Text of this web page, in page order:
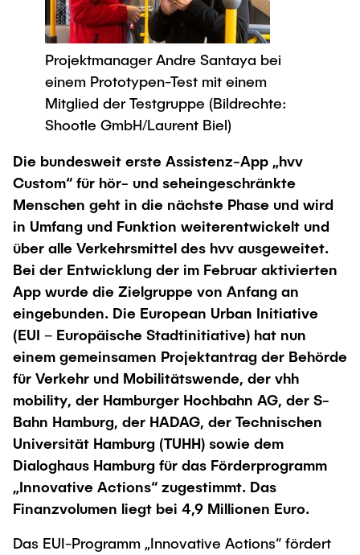
Newsroom
Pressemitteilungen
Flyer und Broschüren
Veranstaltungen
Merchandise-Shop
Arbeiten an der TU Hamburg
Stellenausschreibungen
Berufsausbildung und Praktika
Berufungen
Neue Mitarbeitende
Intern
Beratung und Kontakt
Neu an der TUHH
Rund ums Studium
Studienorganisation
Für Absolventinnen und Absolventen
Alumni
Berufseinstieg - Career Center
Graduiertenakademie
Promotion und Habilitation
Wissenschaftliche Weiterbildung
Lehre und Lernen
Best Practices Lehre
Hochschuldidaktik - ZLL
LearnING Center
Lehre im europäischen Verbund (ECIU)
WorkINGLab / Makerspace
UNU HUB "Engineering to Face Climate
Change"
Forschungsförderung
Early Career Researchers
Gute Wissenschaftliche Praxis
Future Lectures
Team
Neues aus der Forschung &
Transfer
Interdisziplinärer Workshop des FSP
„Biobasierte Prozesse und
Reaktortechnologien“
Studiengänge
Forschung und Institute
Technologie und Innovation in der Bildung
Forschung und Institute
Management-Wissenschaften und Technologie
Forschung und Institute
Maschinenbau
Studiengänge
Forschung und Institute
Studienbereich FIT
Institute im Überblick
Austauschstudium
Intercultural Hub
(Gast)Wissenschaftler*innen
Partnerships and Strategy
Partnerhochschulen Studierendenaustausch
Eine Partnerschaft vereinbaren
Strategie
ECIU University
Contacts & International Team
Projektmanager Andre Santaya bei
einem Prototypen-Test mit einem
Mitglied der Testgruppe (Bildrechte:
Shootle GmbH/Laurent Biel)
Die bundesweit erste Assistenz-App „hvv
Custom“ für hör- und seheingeschränkte
Menschen geht in die nächste Phase und wird
in Umfang und Funktion weiterentwickelt und
über alle Verkehrsmittel des hvv ausgeweitet.
Bei der Entwicklung der im Februar aktivierten
App wurde die Zielgruppe von Anfang an
eingebunden. Die European Urban Initiative
(EUI – Europäische Stadtinitiative) hat nun
einem gemeinsamen Projektantrag der Behörde
für Verkehr und Mobilitätswende, der vhh
mobility, der Hamburger Hochbahn AG, der S-
Bahn Hamburg, der HADAG, der Technischen
Universität Hamburg (TUHH) sowie dem
Dialoghaus Hamburg für das Förderprogramm
„Innovative Actions“ zugestimmt. Das
Finanzvolumen liegt bei 4,9 Millionen Euro.
Das EUI-Programm „Innovative Actions“ fördert